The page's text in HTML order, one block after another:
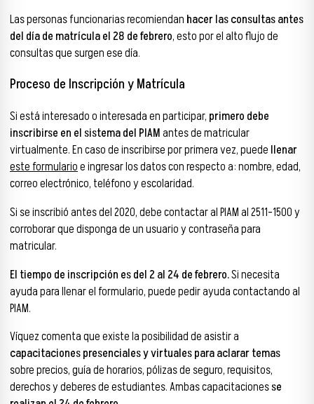
Las personas funcionarias recomiendan hacer las consultas antes
del día de matrícula el 28 de febrero, esto por el alto flujo de
consultas que surgen ese día.
Proceso de Inscripción y Matrícula
Si está interesado o interesada en participar, primero debe
inscribirse en el sistema del PIAMantes de matricular
virtualmente. En caso de inscribirse por primera vez, puede llenar
este formularioe ingresar los datos con respecto a: nombre, edad,
correo electrónico, teléfono y escolaridad.
Si se inscribió antes del 2020, debe contactar al PIAM al 2511-1500 y
corroborar que disponga de un usuario y contraseña para
matricular.
El tiempo de inscripción es del 2 al 24 de febrero.Si necesita
ayuda para llenar el formulario, puede pedir ayuda contactando al
PIAM.
Víquez comenta que existe la posibilidad de asistir a
capacitaciones presenciales y virtuales para aclarar temas
sobre precios, guía de horarios, pólizas de seguro, requisitos,
derechos y deberes de estudiantes. Ambas capacitacionesse